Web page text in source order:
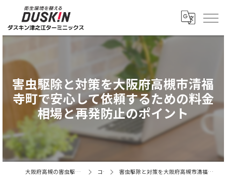
害虫駆除と対策を大阪府高槻市清福
寺町で安心して依頼するための料金
相場と再発防止のポイント
大阪府高槻の害虫駆除ならダスキン津之江ターミニックス コラム 害虫駆除と対策を大阪府高槻市清福寺町で安心して依頼するための料金相場と再発防止のポイント